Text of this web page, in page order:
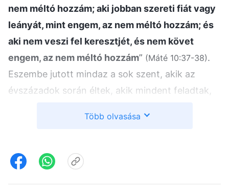
nem méltó hozzám; aki jobban szereti fiát vagy
leányát, mint engem, az nem méltó hozzám; és
aki nem veszi fel keresztjét, és nem követ
engem, az nem méltó hozzám” (Máté 10:37-38).
Eszembe jutott mindaz a sok szent, akik az
évszázadok során éltek, akik mindent feladtak,
terjesztik az evangéliumot és bizonyságot
akit Isten annyi igazsággal táplált, tekintettel kell
lennem Isten szándékaira, és nem mondhatok le
Több olvasása